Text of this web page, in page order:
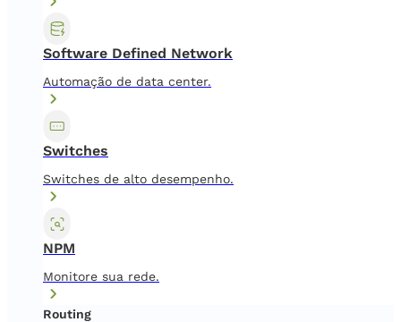
Software Defined Network
Automação de data center.
Switches
Switches de alto desempenho.
NPM
Monitore sua rede.
Routing